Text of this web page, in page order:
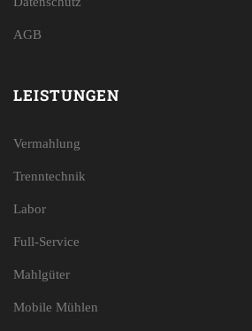
AGB
LEISTUNGEN
Vermahlung
Trenntechnik
Labor
Full-Service
Mahlgüter
Mobile Mühlen